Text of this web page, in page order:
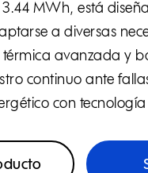
3.44 MWh, está
a diversas
térmica avanzada y
continuo ante
con